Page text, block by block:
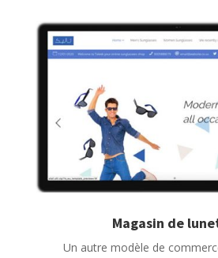
Magasin de
Un autre modèle de